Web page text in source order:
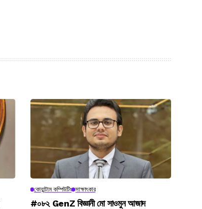
কোয়ান্টাম কম্পিউটিং সাক্ষাৎকার
#০৮২ GenZ বিজ্ঞানী মো সাওমুন আজাদ